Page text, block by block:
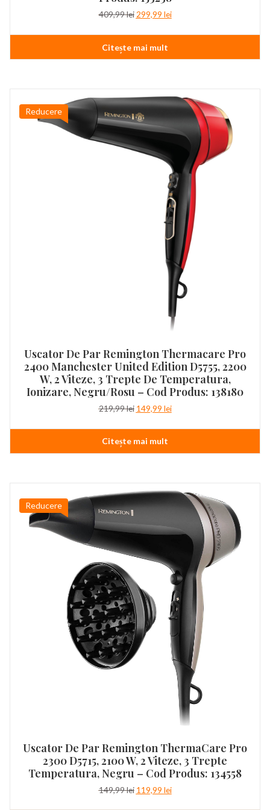
409,99lei Prețul
a
fost:
409,99 lei.
299,99 leiPrețul
este:
Citește mai mult
Reducere
Uscator De Par Remington Thermacare Pro
2400 Manchester United Edition D5755, 2200
W, 2 Viteze, 3 Trepte De Temperatura,
Ionizare, Negru/Rosu – Cod Produs: 138180
219,99lei Prețul
a
fost:
219,99 lei.
149,99 leiPrețul
este:
Citește mai mult
Reducere
Uscator De Par Remington ThermaCare Pro
2300 D5715, 2100 W, 2 Viteze, 3 Trepte
Temperatura, Negru – Cod Produs: 134558
149,99lei Prețul
119,99 leiPrețul